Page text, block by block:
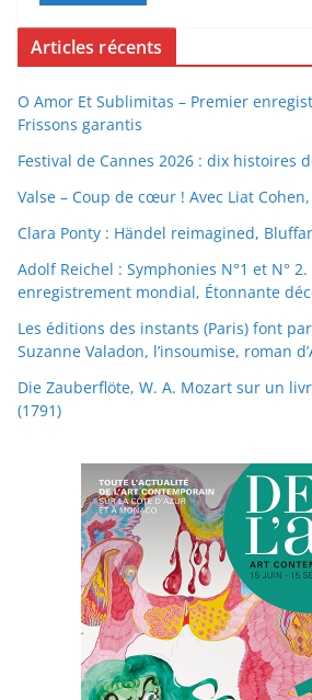
Articles récents
O Amor Et Sublimitas – Premier
Frissons garantis
Festival de Cannes 2026 : dix histoires
Valse – Coup de cœur ! Avec Liat
Clara Ponty : Händel reimagined,
Adolf Reichel : Symphonies N°1 et N°
enregistrement mondial, Étonnante
Les éditions des instants (Paris) font
Suzanne Valadon, l’insoumise, roman
Die Zauberflöte, W. A. Mozart sur un
(1791)